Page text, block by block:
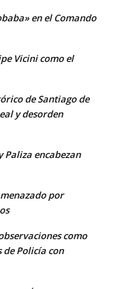
en el Comando
Vicini como el
de Santiago de
y desorden
Paliza encabezan
por
como
Policía con